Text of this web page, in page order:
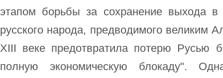
этапом борьбы за сохранение выхода
русского народа, предводимого великим
XIII веке предотвратила потерю Русью
полную экономическую блокаду".